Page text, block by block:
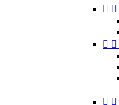
 
 
 